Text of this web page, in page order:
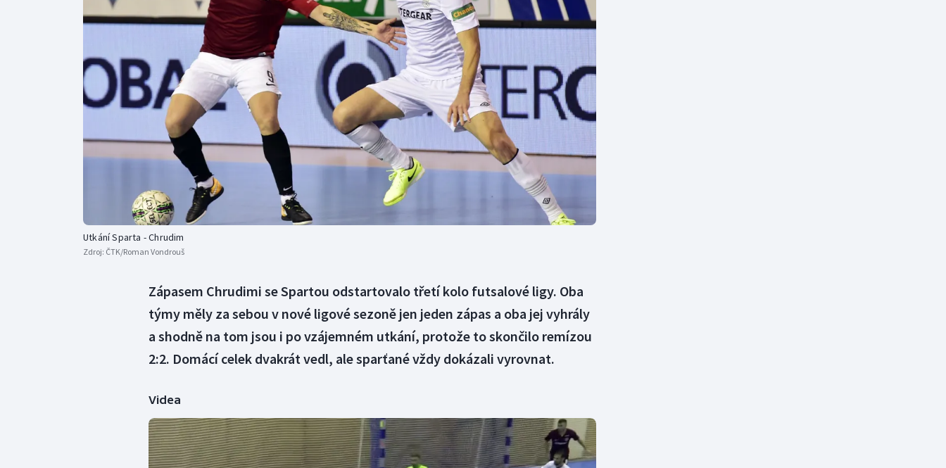
Curling
Dostihy
Florbal
Futsal
Golf
Gymnastika
Moderní pětiboj
Motorsport
Olympijské hry
Parasport
Plavání
Plážový volejbal
Triatlon
Vodní slalom
Volejbal
Utkání Sparta - Chrudim
Zdroj: ČTK/Roman Vondrouš
Zápasem Chrudimi se Spartou odstartovalo třetí kolo futsalové ligy. Oba
týmy měly za sebou v nové ligové sezoně jen jeden zápas a oba jej vyhrály
a shodně na tom jsou i po vzájemném utkání, protože to skončilo remízou
2:2. Domácí celek dvakrát vedl, ale sparťané vždy dokázali vyrovnat.
Videa